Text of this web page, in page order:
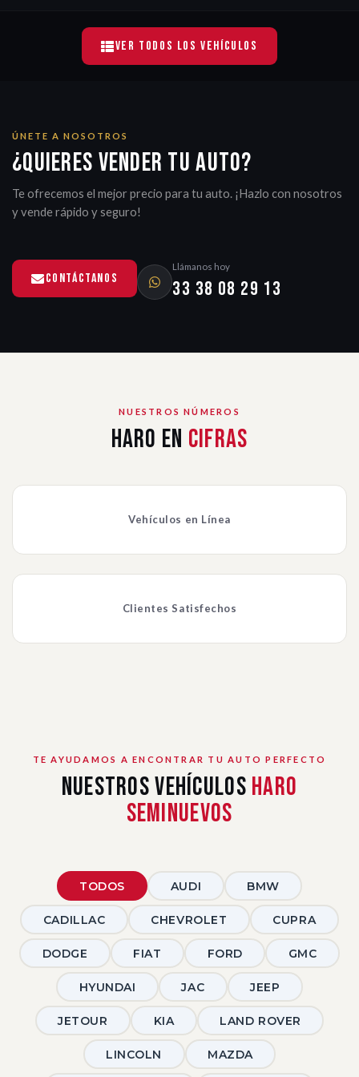
Ver Todos Los Vehículos
ÚNETE A NOSOTROS
¿Quieres vender tu auto?
Te ofrecemos el mejor precio para tu auto. ¡Hazlo con nosotros
y vende rápido y seguro!
Contáctanos
Llámanos hoy
33 38 08 29 13
NUESTROS NÚMEROS
Haro en Cifras
Vehículos en Línea
Clientes Satisfechos
TE AYUDAMOS A ENCONTRAR TU AUTO PERFECTO
Nuestros Vehículos Haro
Seminuevos
TODOS AUDI BMW
CADILLAC CHEVROLET CUPRA
DODGE FIAT FORD GMC
HYUNDAI JAC JEEP
JETOUR KIA LAND ROVER
LINCOLN MAZDA